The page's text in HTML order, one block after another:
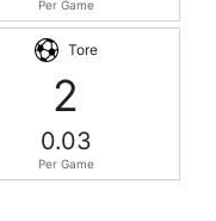
Per Game
Tore
2
0.03
Per Game